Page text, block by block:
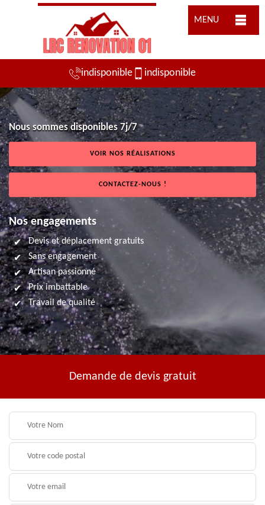
MENU
indisponible indisponible
Nous sommes disponibles 7j/7
VOIR NOS RÉALISATIONS
CONTACTEZ-NOUS !
Nos engagements
Devis et déplacement gratuits
Sans engagement
Artisan passionné
Prix imbattable
Travail de qualité
Demande de devis gratuit